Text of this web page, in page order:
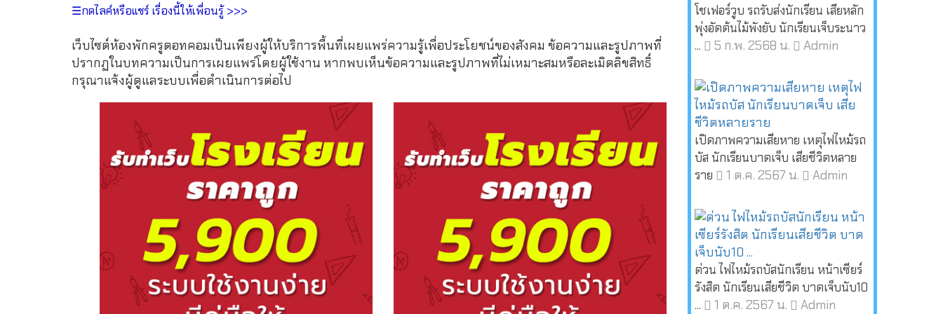
☰กดไลค์หรือแชร์ เรื่องนี้ให้เพื่อนรู้ >>>
เว็บไซต์ห้องพักครูดอทคอมเป็นเพียงผู้ให้บริการพื้นที่เผยแพร่ความรู้เพื่อประโยชน์ของสังคม ข้อความและรูปภาพที่
ปรากฏในบทความเป็นการเผยแพร่โดยผู้ใช้งาน หากพบเห็นข้อความและรูปภาพที่ไม่เหมาะสมหรือละเมิดลิขสิทธิ์
กรุณาแจ้งผู้ดูแลระบบเพื่อดำเนินการต่อไป
โชเฟอร์วูบ รถรับส่งนักเรียน เสียหลัก
พุ่งอัดต้นไม้พังยับ นักเรียนเจ็บระนาว
...
5 ก.พ. 2568 น. Admin
เปิดภาพความเสียหาย เหตุไฟไหม้รถ
บัส นักเรียนบาดเจ็บ เสียชีวิตหลาย
ราย
1 ต.ค. 2567 น. Admin
ด่วน ไฟไหม้รถบัสนักเรียน หน้าเซียร์
รังสิต นักเรียนเสียชีวิต บาดเจ็บนับ10
...
1 ต.ค. 2567 น. Admin